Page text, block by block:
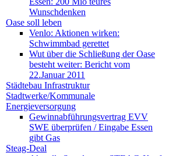
Wunschdenken
Oase soll leben
Venlo: Aktionen wirken:
Schwimmbad gerettet
Wut über die Schließung der Oase
besteht weiter: Bericht vom
22.Januar 2011
Städtebau Infrastruktur
Stadtwerke/Kommunale
Energieversorgung
Gewinnabführungsvertrag EVV
SWE überprüfen / Eingabe Essen
gibt Gas
Steag-Deal